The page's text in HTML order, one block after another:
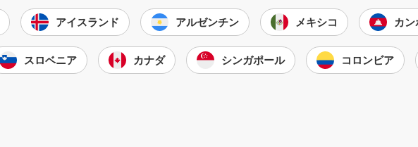
アイスランド アルゼンチン メキシコ カ
スロベニア カナダ シンガポール コロンビア